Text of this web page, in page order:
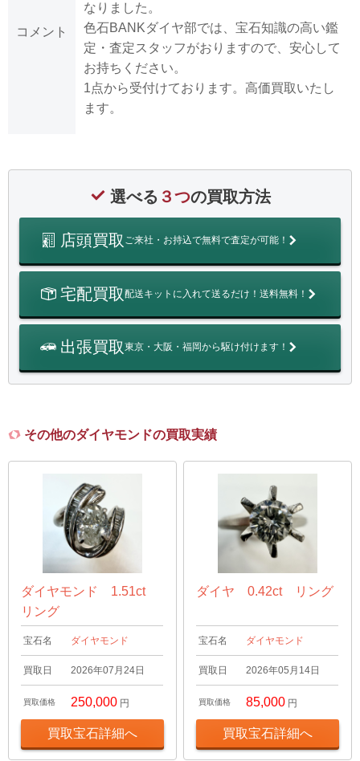
コメント
なりました。
色石BANKダイヤ部では、宝石知識の高い鑑
定・査定スタッフがおりますので、安心して
お持ちください。
1点から受付けております。高価買取いたし
ます。
選べる ３つの買取方法
店頭買取 ご来社・お持込で無料で査定が可能！
宅配買取配送キットに入れて送るだけ！送料無料！
出張買取東京・大阪・福岡から駆け付けます！
その他のダイヤモンドの買取実績
ダイヤモンド 1.51ct
リング
宝石名 ダイヤモンド
買取日 2026年07月24日
買取価格 250,000 円
買取宝石詳細へ
ダイヤ 0.42ct リング
宝石名 ダイヤモンド
買取日 2026年05月14日
買取価格 85,000 円
買取宝石詳細へ